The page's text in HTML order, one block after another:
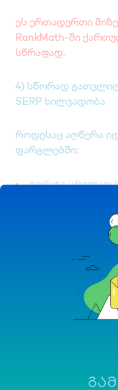
ეს ერთადერთი
RankMath-ში
სწრაფად.
4) სწორად
SERP ხილვადობა
როდესაც აღწერა
ფარგლებში:
ტექსტი სრულად
მომხმარებელი
CTR-ის ზრდა →
პოზიციას დროთა
Google პირდაპირ
რანგირებისთვის,